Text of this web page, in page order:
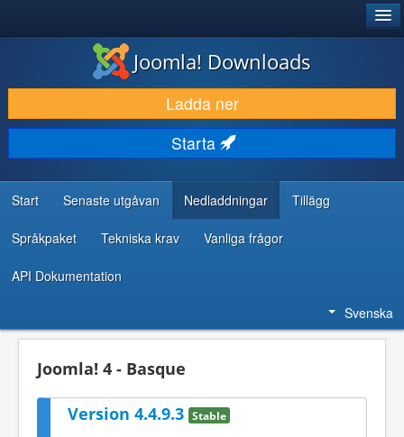
LADDA NER & UTÖKA
UPPTÄCK & LÄR
GEMENSKAP & SUPPORT
RESURSER FÖR UTVECKLARE
Joomla! Downloads
Ladda ner
Starta
Start Senaste utgåvan Nedladdningar Tillägg
Språkpaket Tekniska krav Vanliga frågor
API Dokumentation
Svenska
Joomla! 4 - Basque
Version 4.4.9.3 Stable